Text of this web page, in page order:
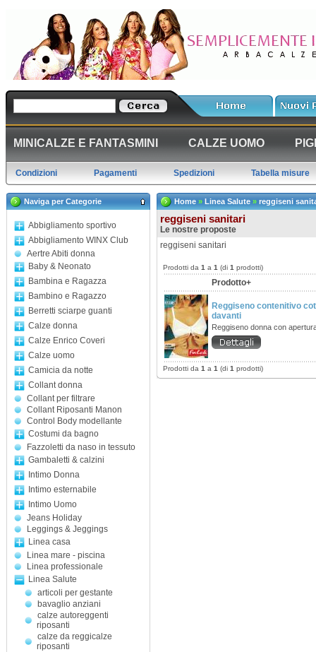
MINICALZE E FANTASMINI CALZE UOMO
Condizioni Pagamenti Spedizioni Tabella misure
Naviga per Categorie
Abbigliamento sportivo
Abbigliamento WINX Club
Aertre Abiti donna
Baby & Neonato
Bambina e Ragazza
Bambino e Ragazzo
Berretti sciarpe guanti
Calze donna
Calze Enrico Coveri
Calze uomo
Camicia da notte
Collant donna
Collant per filtrare
Collant Riposanti Manon
Control Body modellante
Costumi da bagno
Fazzoletti da naso in tessuto
Gambaletti & calzini
Intimo Donna
Intimo esternabile
Intimo Uomo
Jeans Holiday
Leggings & Jeggings
Linea casa
Linea mare - piscina
Linea professionale
Linea Salute
articoli per gestante
bavaglio anziani
calze autoreggenti
riposanti
calze da reggicalze
riposanti
Home » Linea Salute » reggiseni
reggiseni sanitari
Le nostre proposte
reggiseni sanitari
Prodotti da 1 a 1 (di 1 prodotti)
Prodotto+
Reggiseno contenitivo
davanti
Reggiseno donna con
Prodotti da 1 a 1 (di 1 prodotti)